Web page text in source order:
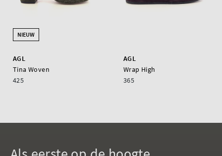
NIEUW
AGL
Tina Woven
425
AGL
Wrap High
365